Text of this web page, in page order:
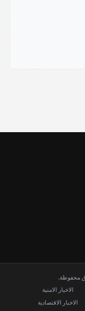
الاخبار الامنية
الاخبار الاقتصادية